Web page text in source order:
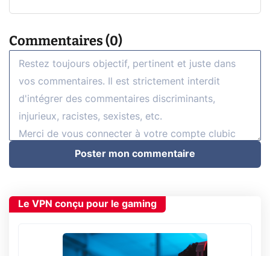
Commentaires (0)
Poster mon commentaire
Le VPN conçu pour le gaming